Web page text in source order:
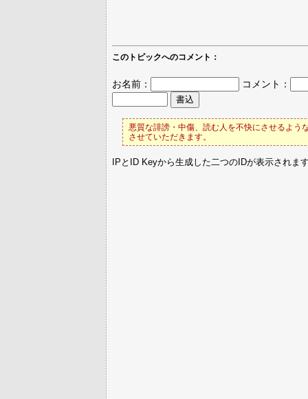
このトピックへのコメント：
お名前： コメント：
悪質な誹謗・中傷、読む人を不快にさせるよう
させていただきます。
IPとID Keyから生成した二つのIDが表示されま